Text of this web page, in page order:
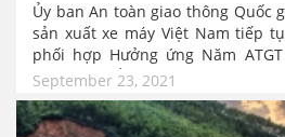
Ủy ban An toàn giao thông Quốc
sản xuất xe máy Việt Nam tiếp
phối hợp Hưởng ứng Năm
động cụ thể thông qua tài trợ và
máy, tập trung vào đào tạo
rộng hoạt động của Quỹ nghiên
September 23, 2021